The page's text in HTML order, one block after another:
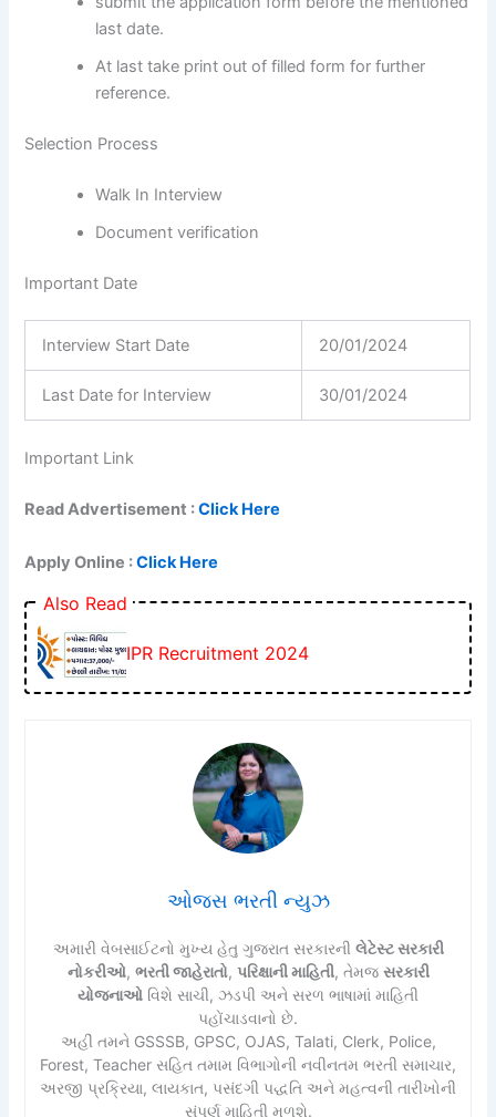
last date.
At last take print out of filled form for further
reference.
Selection Process
Walk In Interview
Document verification
Important Date
Interview Start Date 20/01/2024
Last Date for Interview 30/01/2024
Important Link
Read Advertisement :Click Here
Apply Online :Click Here
Also Read
IPR Recruitment 2024
ઓજસ ભરતી ન્યુઝ
અમારી વેબસાઈટનો મુખ્ય હેતુ ગુજરાત સરકારની લેટેસ્ટ સરકારી
નોકરીઓ, ભરતી જાહેરાતો, પરિક્ષાની માહિતી, તેમજ સરકારી
યોજનાઓ વિશે સાચી, ઝડપી અને સરળ ભાષામાં માહિતી
પહોંચાડવાનો છે.
અહીં તમને GSSSB, GPSC, OJAS, Talati, Clerk, Police,
Forest, Teacher સહિત તમામ વિભાગોની નવીનતમ ભરતી સમાચાર,
અરજી પ્રક્રિયા, લાયકાત, પસંદગી પદ્ધતિ અને મહત્વની તારીખોની
સંપૂર્ણ માહિતી મળશે.